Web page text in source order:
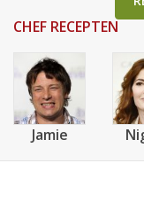
CHEF RECEPTEN
Jamie